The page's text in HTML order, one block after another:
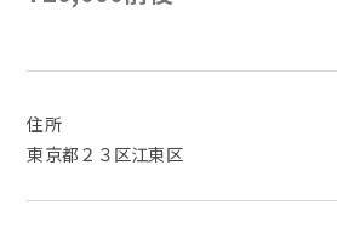
住所
東京都２３区江東区